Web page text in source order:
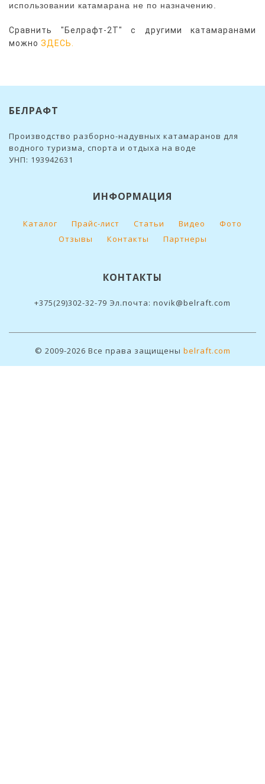
использовании катамарана не по назначению.
Сравнить "Белрафт-2Т" с другими катамаранами
можно ЗДЕСЬ.
БЕЛРАФТ
Производство разборно-надувных катамаранов для
водного туризма, спорта и отдыха на воде
УНП: 193942631
ИНФОРМАЦИЯ
Каталог Прайс-лист Статьи Видео
Фото
Отзывы
Контакты Партнеры
КОНТАКТЫ
+375(29)302-32-79 Эл.почта: novik@belraft.com
© 2009-2026 Все права защищены belraft.com